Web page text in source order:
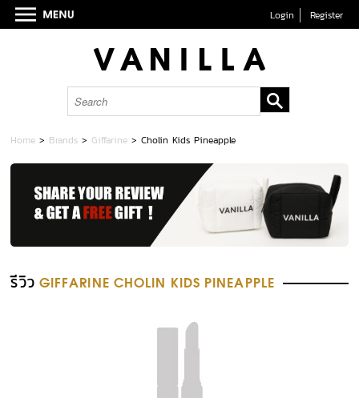
Login Register
Home > Brands > Giffarine >Cholin Kids Pineapple
รีวิว GIFFARINE CHOLIN KIDS PINEAPPLE